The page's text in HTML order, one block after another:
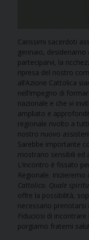
Carissimi sacerdoti
gennaio,
parteciparvi, la
ripresa del nostro
all’Azione Cattolica
nell’impegno di
nazionale e che vi
ampliato e
regionale rivolto a
nostro nuovo
Sarebbe importante
mostrano sensibili ed
L’incontro è fissato
Regionale. Inizieremo
Cattolica. Quale
offre la possibilità,
necessario
Fiduciosi di
porgiamo fraterni